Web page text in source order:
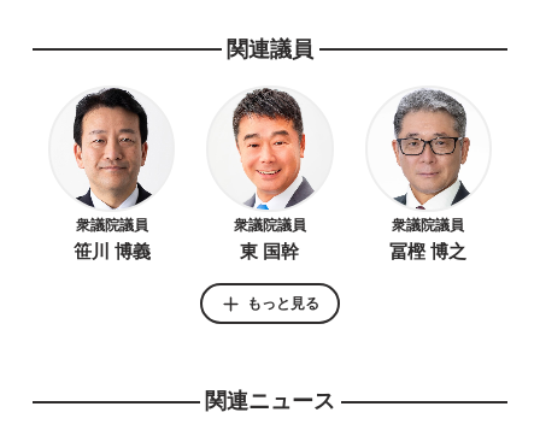
関連議員
衆議院議員
笹川 博義
衆議院議員
東 国幹
衆議院議員
冨樫 博之
もっと見る
関連ニュース